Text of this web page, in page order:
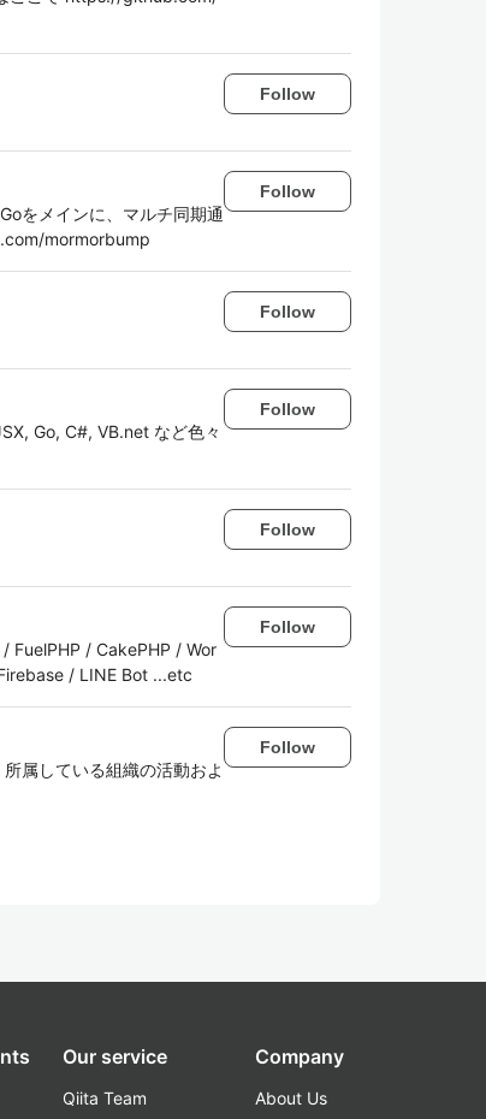
Follow
をメインに、マルチ同期通
mormorbump
Follow
Follow
Go, C#, VB.net など色々
Follow
Follow
FuelPHP / CakePHP / Wor
/ LINE Bot ...etc
Follow
属している組織の活動およ
Follow
Our service
Qiita Team
Company
About Us